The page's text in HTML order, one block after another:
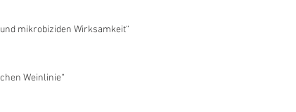
mikrobiziden Wirksamkeit“
Weinlinie“